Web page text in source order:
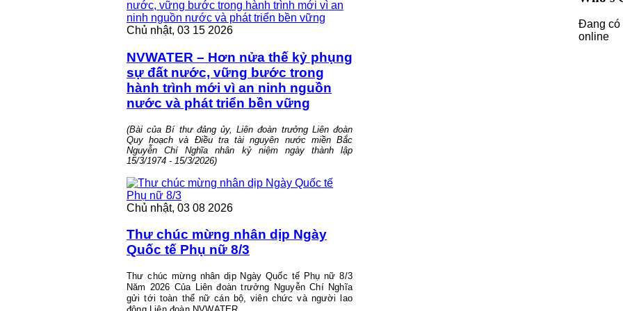
Chủ nhật, 03 15 2026
NVWATER – Hơn nửa thế kỷ phụng
sự đất nước, vững bước trong
hành trình mới vì an ninh nguồn
nước và phát triển bền vững
(Bài của Bí thư đảng ủy, Liên đoàn trưởng Liên đoàn
Quy hoạch và Điều tra tài nguyên nước miền Bắc
Nguyễn Chí Nghĩa nhân kỷ niệm ngày thành lập
15/3/1974 - 15/3/2026)
Chủ nhật, 03 08 2026
Thư chúc mừng nhân dịp Ngày
Quốc tế Phụ nữ 8/3
Thư chúc mừng nhân dịp Ngày Quốc tế Phụ nữ 8/3
Năm 2026 Của Liên đoàn trưởng Nguyễn Chí Nghĩa
gửi tới toàn thể nữ cán bộ, viên chức và người lao
Đang có
online